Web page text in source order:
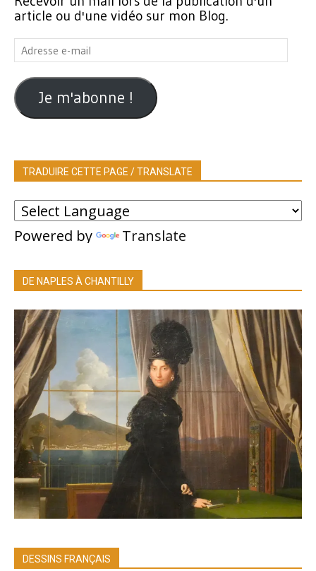
article ou d'une vidéo sur mon Blog.
Adresse
e-
mail
Je m'abonne !
TRADUIRE CETTE PAGE / TRANSLATE
Powered by Translate
DE NAPLES À CHANTILLY
DESSINS FRANÇAIS